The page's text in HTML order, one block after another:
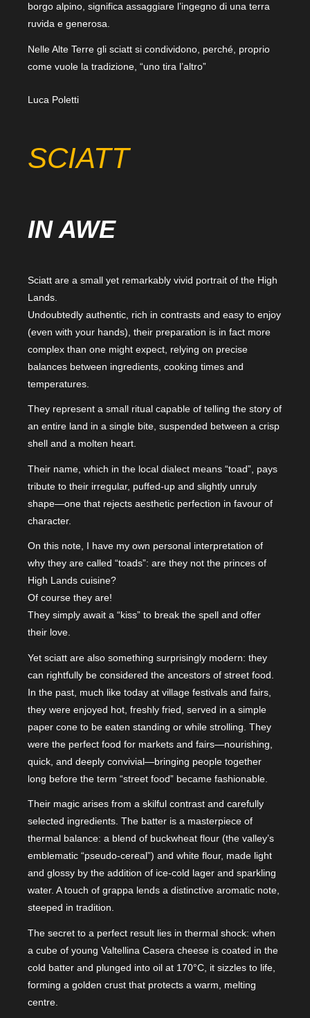
borgo alpino, significa assaggiare l’ingegno di una terra
ruvida e generosa.
Nelle Alte Terre gli sciatt si condividono, perché, proprio
come vuole la tradizione, “uno tira l’altro”
Luca Poletti
SCIATT
IN AWE
Sciatt are a small yet remarkably vivid portrait of the High
Lands.
Undoubtedly authentic, rich in contrasts and easy to enjoy
(even with your hands), their preparation is in fact more
complex than one might expect, relying on precise
balances between ingredients, cooking times and
temperatures.
They represent a small ritual capable of telling the story of
an entire land in a single bite, suspended between a crisp
shell and a molten heart.
Their name, which in the local dialect means “toad”, pays
tribute to their irregular, puffed-up and slightly unruly
shape—one that rejects aesthetic perfection in favour of
character.
On this note, I have my own personal interpretation of
why they are called “toads”: are they not the princes of
High Lands cuisine?
Of course they are!
They simply await a “kiss” to break the spell and offer
their love.
Yet sciatt are also something surprisingly modern: they
can rightfully be considered the ancestors of street food.
In the past, much like today at village festivals and fairs,
they were enjoyed hot, freshly fried, served in a simple
paper cone to be eaten standing or while strolling. They
were the perfect food for markets and fairs—nourishing,
quick, and deeply convivial—bringing people together
long before the term “street food” became fashionable.
Their magic arises from a skilful contrast and carefully
selected ingredients. The batter is a masterpiece of
thermal balance: a blend of buckwheat flour (the valley’s
emblematic “pseudo-cereal”) and white flour, made light
and glossy by the addition of ice-cold lager and sparkling
water. A touch of grappa lends a distinctive aromatic note,
steeped in tradition.
The secret to a perfect result lies in thermal shock: when
a cube of young Valtellina Casera cheese is coated in the
cold batter and plunged into oil at 170°C, it sizzles to life,
forming a golden crust that protects a warm, melting
centre.